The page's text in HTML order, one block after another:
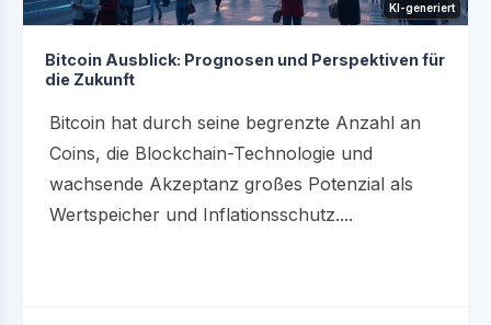
KI-generiert
Bitcoin Ausblick: Prognosen und Perspektiven für
die Zukunft
Bitcoin hat durch seine begrenzte Anzahl an
Coins, die Blockchain-Technologie und
wachsende Akzeptanz großes Potenzial als
Wertspeicher und Inflationsschutz....